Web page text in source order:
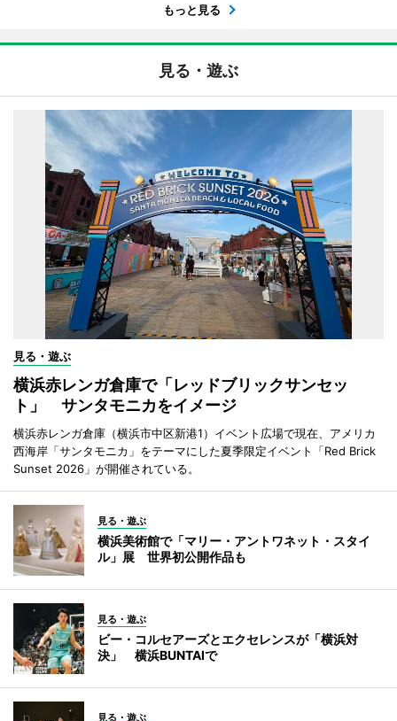
もっと見る
見る・遊ぶ
見る・遊ぶ
横浜赤レンガ倉庫で「レッドブリックサンセッ
ト」 サンタモニカをイメージ
横浜赤レンガ倉庫（横浜市中区新港1）イベント広場で現在、アメリカ
西海岸「サンタモニカ」をテーマにした夏季限定イベント「Red Brick
Sunset 2026」が開催されている。
見る・遊ぶ
横浜美術館で「マリー・アントワネット・スタイ
ル」展 世界初公開作品も
見る・遊ぶ
ビー・コルセアーズとエクセレンスが「横浜対
決」 横浜BUNTAIで
見る・遊ぶ